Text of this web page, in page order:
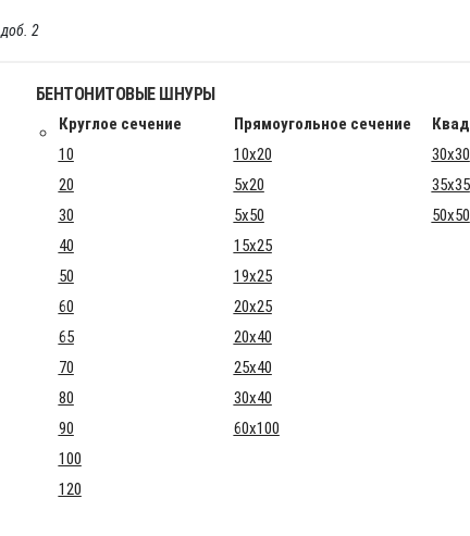
доб. 2
БЕНТОНИТОВЫЕ ШНУРЫ
Круглое сечение Прямоугольное сечение
10
10x20
30x30
20
5x20
35x35
30
5x50
50x50
40
15x25
50
19x25
60
20x25
65
20x40
70
25x40
80
30x40
90
60x100
100
120